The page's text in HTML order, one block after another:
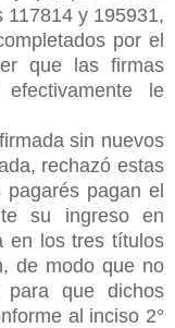
y 195931,
por el
que las firmas
le
sin nuevos
rechazó estas
pagarés pagan el
su ingreso en
en los tres títulos
de modo que no
que dichos
al inciso 2°